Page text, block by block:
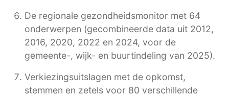
De regionale gezondheidsmonitor met 64
onderwerpen (gecombineerde data uit 2012,
2016, 2020, 2022 en 2024, voor de
gemeente-, wijk- en buurtindeling van 2025).
Verkiezingsuitslagen met de opkomst,
stemmen en zetels voor 80 verschillende